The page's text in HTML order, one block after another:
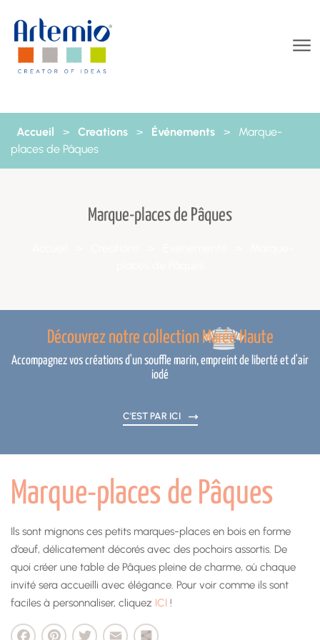
Accueil > Creations > Événements >
Marque-
places de Pâques
Marque-places de Pâques
Découvrez notre collection Marée Haute
Accompagnez vos créations d'un souffle marin, empreint de liberté et d'air
iodé
C'EST PAR ICI
Marque-places de Pâques
Ils sont mignons ces petits marques-places en bois en forme
d’œuf, délicatement décorés avec des pochoirs assortis. De
quoi créer une table de Pâques pleine de charme, où chaque
invité sera accueilli avec élégance. Pour voir comme ils sont
faciles à personnaliser, cliquez ICI !